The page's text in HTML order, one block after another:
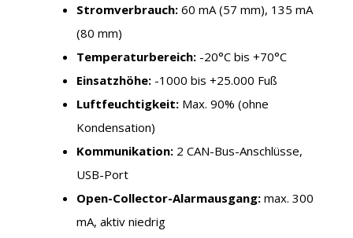
Stromverbrauch: 60 mA (57 mm), 135 mA
(80 mm)
Temperaturbereich: -20°C bis +70°C
Einsatzhöhe: -1000 bis +25.000 Fuß
Luftfeuchtigkeit: Max. 90% (ohne
Kondensation)
Kommunikation: 2 CAN-Bus-Anschlüsse,
USB-Port
Open-Collector-Alarmausgang: max. 300
mA, aktiv niedrig